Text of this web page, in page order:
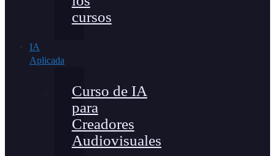
cursos
IA
Aplicada
Curso de IA
para
Creadores
Audiovisuales